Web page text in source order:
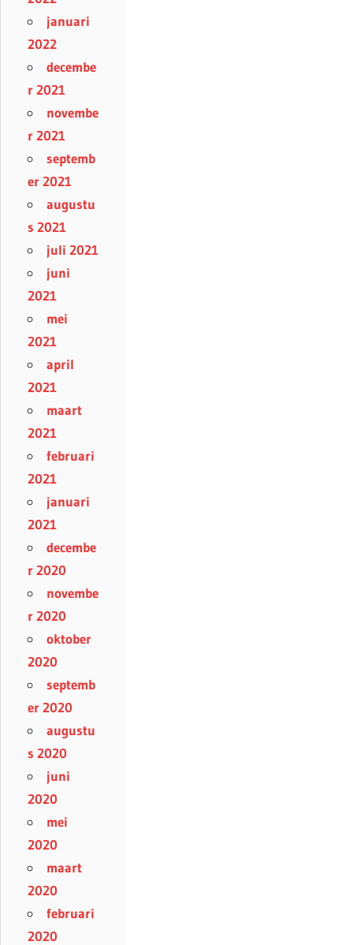
januari
2022
decembe
r 2021
novembe
r 2021
septemb
er 2021
augustu
s 2021
juli 2021
juni
2021
mei
2021
april
2021
maart
2021
februari
2021
januari
2021
decembe
r 2020
novembe
r 2020
oktober
2020
septemb
er 2020
augustu
s 2020
juni
2020
mei
2020
maart
2020
februari
2020